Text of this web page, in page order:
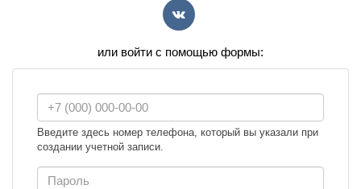
или войти с помощью формы:
Введите здесь номер телефона, который вы указали при
создании учетной записи.